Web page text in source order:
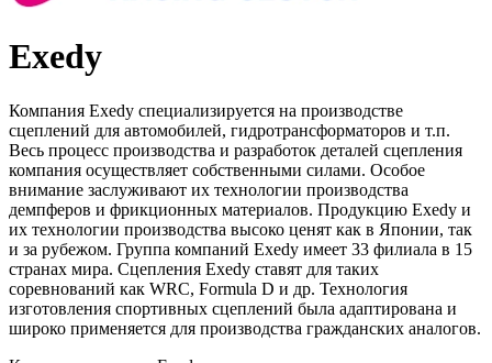
Exedy
Компания Exedy специализируется на производстве
сцеплений для автомобилей, гидротрансформаторов и т.п.
Весь процесс производства и разработок деталей сцепления
компания осуществляет собственными силами. Особое
внимание заслуживают их технологии производства
демпферов и фрикционных материалов. Продукцию Exedy и
их технологии производства высоко ценят как в Японии, так
и за рубежом. Группа компаний Exedy имеет 33 филиала в 15
странах мира. Сцепления Exedy ставят для таких
соревнований как WRC, Formula D и др. Технология
изготовления спортивных сцеплений была адаптирована и
широко применяется для производства гражданских аналогов.